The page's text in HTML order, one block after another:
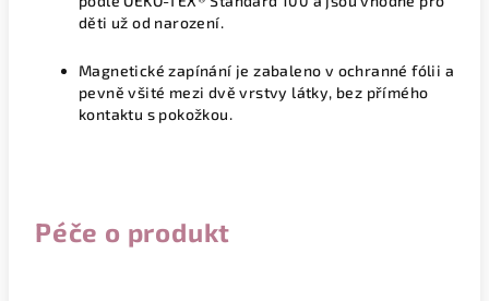
děti už od narození.
Magnetické zapínání je zabaleno v ochranné fólii a
pevně všité mezi dvě vrstvy látky, bez přímého
kontaktu s pokožkou.
Péče o produkt